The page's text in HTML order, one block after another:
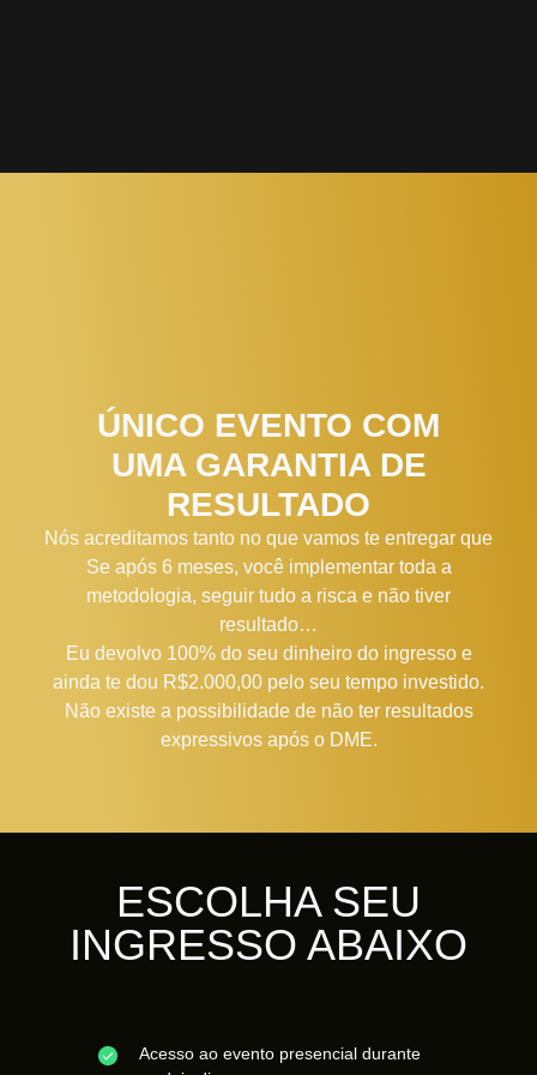
ÚNICO EVENTO COM
UMA GARANTIA DE
RESULTADO
Nós acreditamos tanto no que vamos te entregar que
Se após 6 meses, você implementar toda a
metodologia, seguir tudo a risca e não tiver
resultado…
Eu devolvo 100% do seu dinheiro do ingresso e
ainda te dou R$2.000,00 pelo seu tempo investido.
Não existe a possibilidade de não ter resultados
expressivos após o DME.
ESCOLHA SEU
INGRESSO ABAIXO
Acesso ao evento presencial durante